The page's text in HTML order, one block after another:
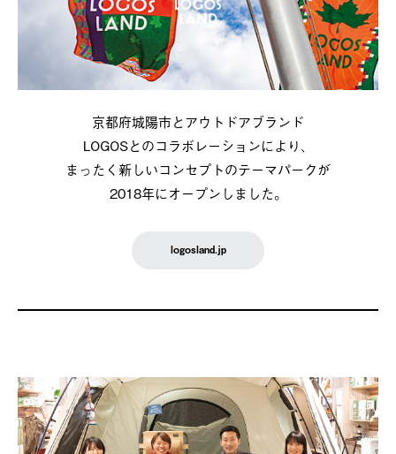
京都府城陽市とアウトドアブランド
LOGOSとのコラボレーションにより、
まったく新しいコンセプトのテーマパークが
2018年にオープンしました。
logosland.jp